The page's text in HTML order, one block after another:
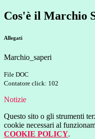
Cos'è il Marchio
Allegati
Marchio_saperi
File DOC
Contatore click: 102
Notizie
Questo sito o gli strumenti
cookie necessari al
COOKIE POLICY.